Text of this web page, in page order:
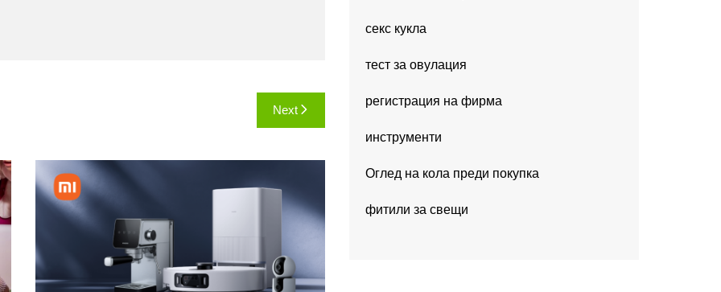
Next
секс кукла
тест за овулация
регистрация на фирма
инструменти
Оглед на кола преди покупка
фитили за свещи